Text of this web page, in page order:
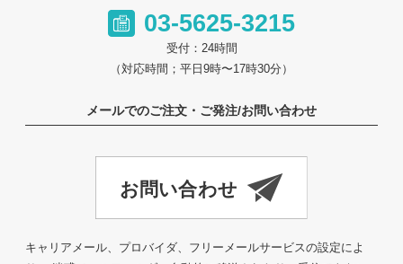
03-5625-3215
受付：24時間
（対応時間；平日9時〜17時30分）
メールでのご注文・ご発注/お問い合わせ
キャリアメール、プロバイダ、フリーメールサービスの設定によ